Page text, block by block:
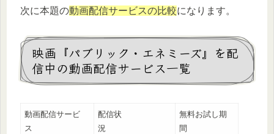
次に本題の動画配信サービスの比較になります。
映画『パブリック・エネミーズ』を配
信中の動画配信サービス一覧
動画配信サービ
ス
配信状
況
無料お試し期
間